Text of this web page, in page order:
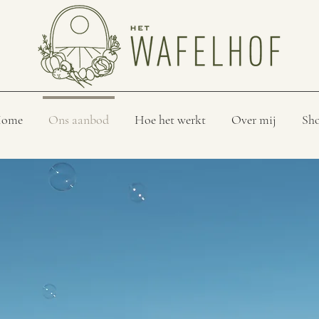
Ons aanbod Hoe het werkt Over mij